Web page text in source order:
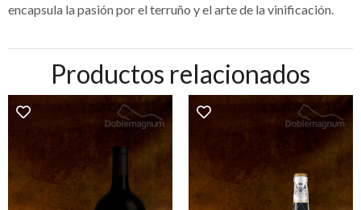
encapsula la pasión por el terruño y el arte de la vinificación.
Productos relacionados